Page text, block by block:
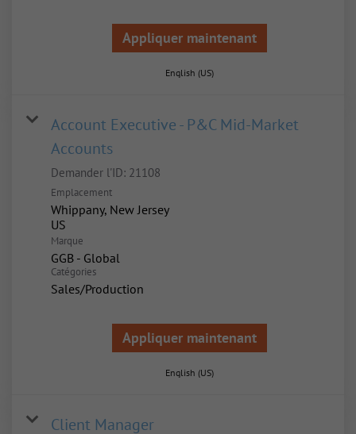
Appliquer maintenant
English (US)
Account Executive - P&C Mid-Market
Accounts
Demander l'ID: 21108
Emplacement
Whippany, New Jersey
Marque
GGB - Global
Catégories
Sales/Production
Appliquer maintenant
English (US)
Client Manager